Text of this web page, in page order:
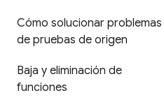
Cómo solucionar problemas
de pruebas de origen
Baja y eliminación de
funciones